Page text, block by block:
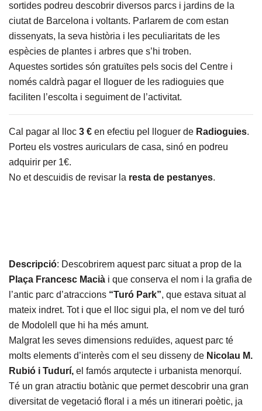
sortides podreu descobrir diversos parcs i jardins de la
ciutat de Barcelona i voltants. Parlarem de com estan
dissenyats, la seva història i les peculiaritats de les
espècies de plantes i arbres que s’hi troben.
Aquestes sortides són gratuïtes pels socis del Centre i
només caldrà pagar el lloguer de les radioguies que
faciliten l’escolta i seguiment de l’activitat.
Cal pagar al lloc 3 € en efectiu pel lloguer de Radioguies.
Porteu els vostres auriculars de casa, sinó en podreu
adquirir per 1€.
No et descuidis de revisar la resta de pestanyes.
Descripció: Descobrirem aquest parc situat a prop de la
Plaça Francesc Macià i que conserva el nom i la grafia de
l’antic parc d’atraccions “Turó Park”, que estava situat al
mateix indret. Tot i que el lloc sigui pla, el nom ve del turó
de Modolell que hi ha més amunt.
Malgrat les seves dimensions reduïdes, aquest parc té
molts elements d’interès com el seu disseny de Nicolau M.
Rubió i Tudurí, el famós arqutecte i urbanista menorquí.
Té un gran atractiu botànic que permet descobrir una gran
diversitat de vegetació floral i a més un itinerari poètic, ja